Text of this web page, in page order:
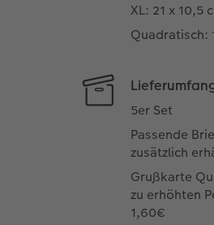
XL: 21 x 10,5
Quadratisch:
5er Set
Passende
zusätzlich
Grußkarte
zu erhöhten
1,60€